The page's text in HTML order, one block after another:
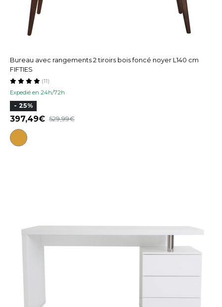
Bureau avec rangements 2 tiroirs bois foncé noyer L140 cm
FIFTIES
Expedié en 24h/72h
(11)
- 25%
397,49 529,99